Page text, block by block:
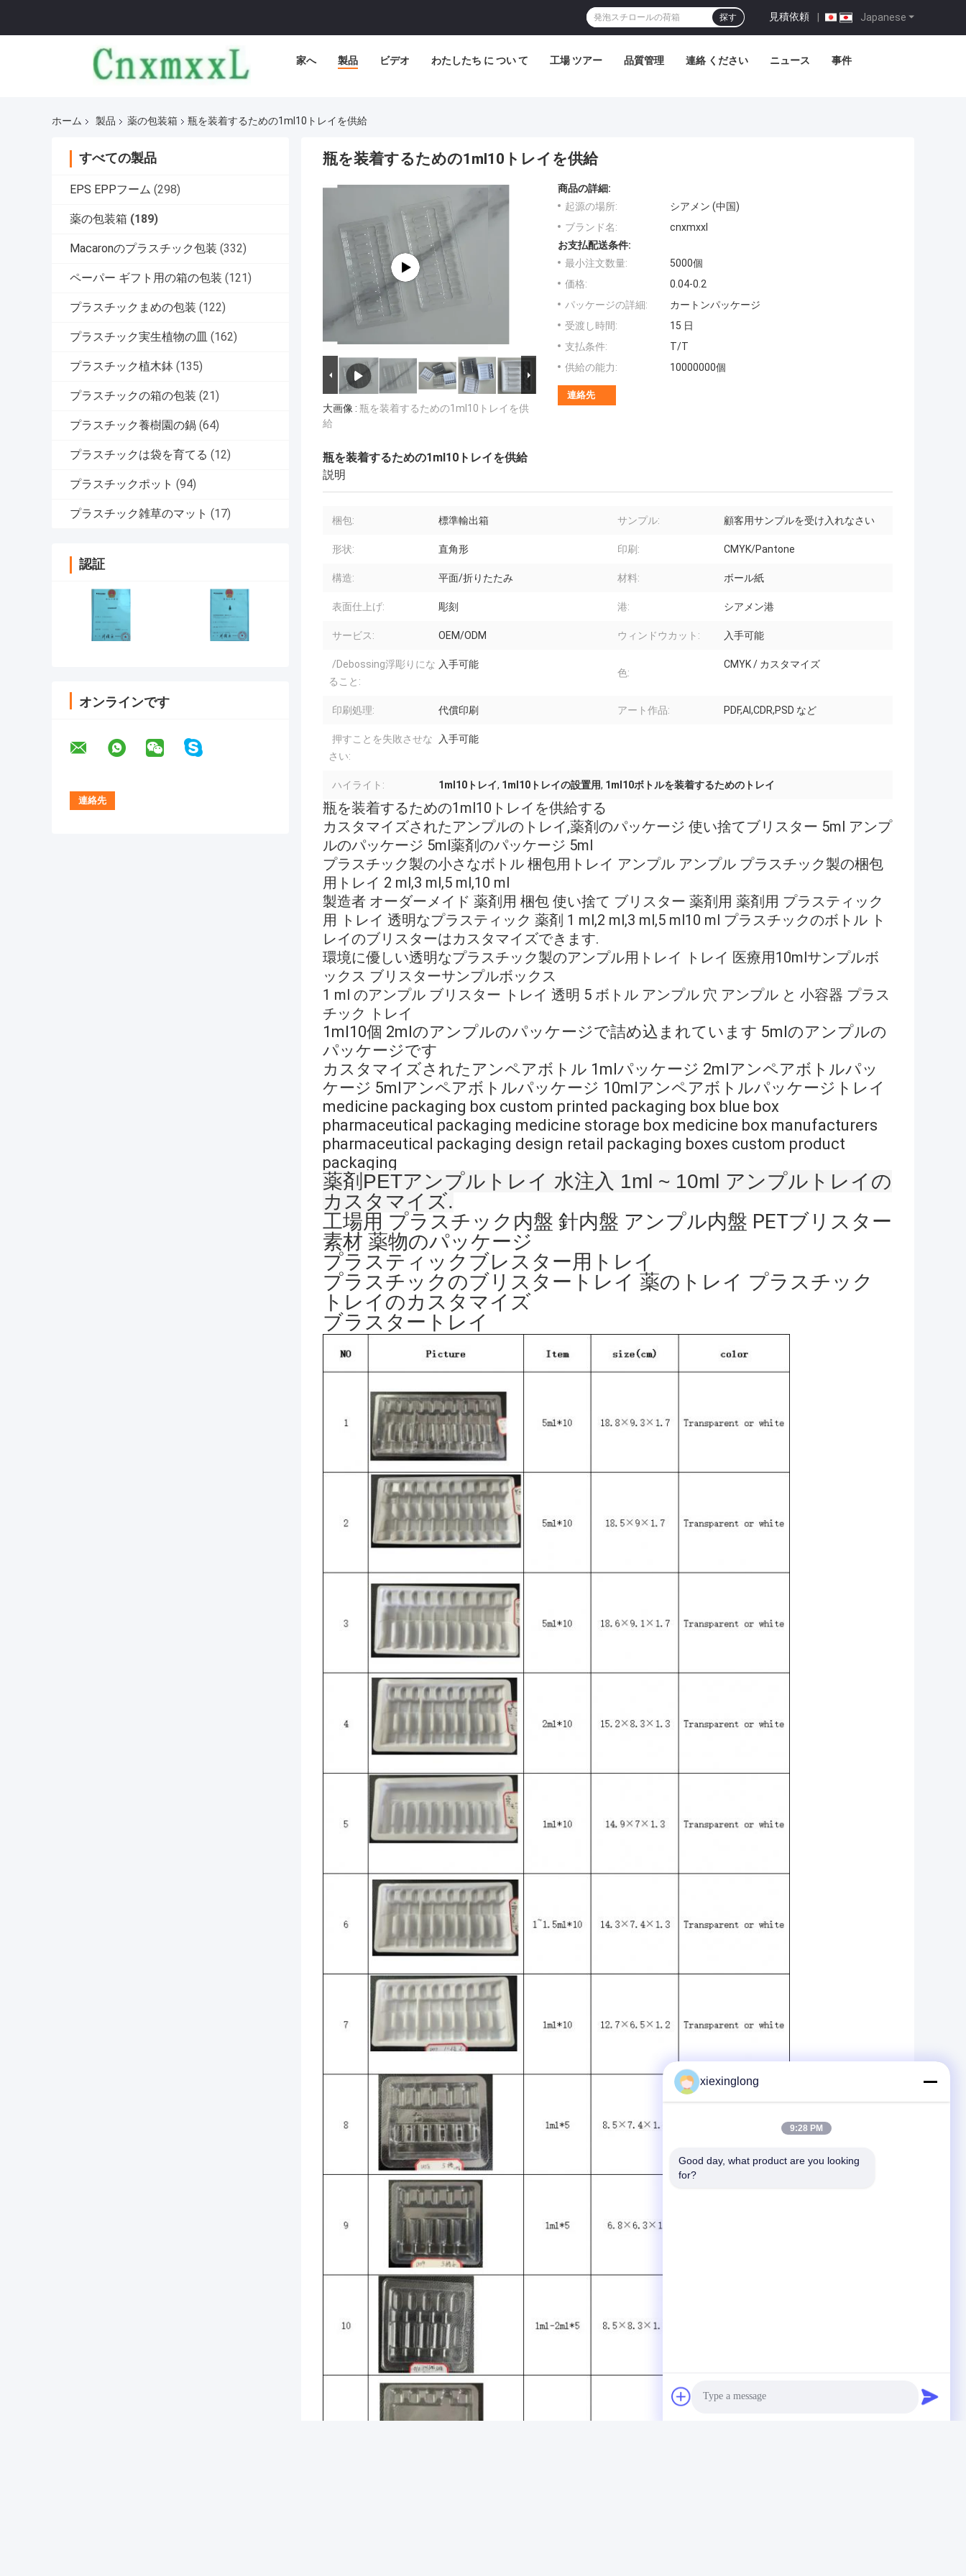
Japanese
見積依頼 |
探す
家へ 製品 ビデオ わたしたち に つい て 工場 ツアー 品質管理 連絡 ください ニュース 事件
ホーム 製品 薬の包装箱 瓶を装着するための1ml10トレイを供給
すべての製品
EPS EPPフーム (298)
薬の包装箱 (189)
Macaronのプラスチック包装 (332)
ペーパー ギフト用の箱の包装 (121)
プラスチックまめの包装 (122)
プラスチック実生植物の皿 (162)
プラスチック植木鉢 (135)
プラスチックの箱の包装 (21)
プラスチック養樹園の鍋 (64)
プラスチックは袋を育てる (12)
プラスチックポット (94)
プラスチック雑草のマット (17)
認証
オンラインです
瓶を装着するための1ml10トレイを供給
大画像 : 瓶を装着するための1ml10トレイを供
給
商品の詳細:
起源の場所:
シアメン (中国)
ブランド名:
cnxmxxl
お支払配送条件:
最小注文数量:
5000個
価格:
0.04-0.2
パッケージの詳細:
カートンパッケージ
受渡し時間:
15 日
支払条件:
T/T
供給の能力:
10000000個
連絡先
瓶を装着するための1ml10トレイを供給
説明
梱包: 標準輸出箱 サンプル: 顧客用サンプルを受け入れなさい
形状: 直角形 印刷: CMYK/Pantone
構造: 平面/折りたたみ 材料: ボール紙
表面仕上げ: 彫刻 港: シアメン港
サービス: OEM/ODM ウィンドウカット: 入手可能
/Debossing浮彫りにな
ること:
入手可能
色:
CMYK / カスタマイズ
印刷処理: 代償印刷 アート作品: PDF,AI,CDR,PSD など
押すことを失敗させな
さい:
入手可能
ハイライト: 1ml10トレイ, 1ml10トレイの設置用, 1ml10ボトルを装着するためのトレイ
瓶を装着するための1ml10トレイを供給する
カスタマイズされたアンプルのトレイ,薬剤のパッケージ 使い捨てブリスター 5ml アンプ
ルのパッケージ 5ml薬剤のパッケージ 5ml
プラスチック製の小さなボトル 梱包用トレイ アンプル アンプル プラスチック製の梱包
用トレイ 2 ml,3 ml,5 ml,10 ml
製造者 オーダーメイド 薬剤用 梱包 使い捨て ブリスター 薬剤用 薬剤用 プラスティック
用 トレイ 透明なプラスティック 薬剤 1 ml,2 ml,3 ml,5 ml10 ml プラスチックのボトル ト
レイのブリスターはカスタマイズできます.
環境に優しい透明なプラスチック製のアンプル用トレイ トレイ 医療用10mlサンプルボ
ックス ブリスターサンプルボックス
1 ml のアンプル ブリスター トレイ 透明 5 ボトル アンプル 穴 アンプル と 小容器 プラス
チック トレイ
1ml10個 2mlのアンプルのパッケージで詰め込まれています 5mlのアンプルの
パッケージです
カスタマイズされたアンペアボトル 1mlパッケージ 2mlアンペアボトルパッ
ケージ 5mlアンペアボトルパッケージ 10mlアンペアボトルパッケージトレイ
medicine packaging box custom printed packaging box blue box
pharmaceutical packaging medicine storage box medicine box manufacturers
pharmaceutical packaging design retail packaging boxes custom product
packaging
薬剤PETアンプルトレイ 水注入 1ml ~ 10ml アンプルトレイの
カスタマイズ.
工場用 プラスチック内盤 針内盤 アンプル内盤 PETブリスター
素材 薬物のパッケージ
プラスティックブレスター用トレイ
プラスチックのブリスタートレイ 薬のトレイ プラスチック
トレイのカスタマイズ
ブラスタートレイ
xiexinglong
9:28 PM
Good day, what product are you looking
for?